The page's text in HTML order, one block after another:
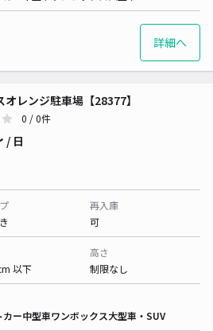
詳細へ
オレンジ駐車場【28377】
0 / 0件
/ 日
再入庫
可
以下
高さ
制限なし
カー中型車ワンボックス大型車・SUV